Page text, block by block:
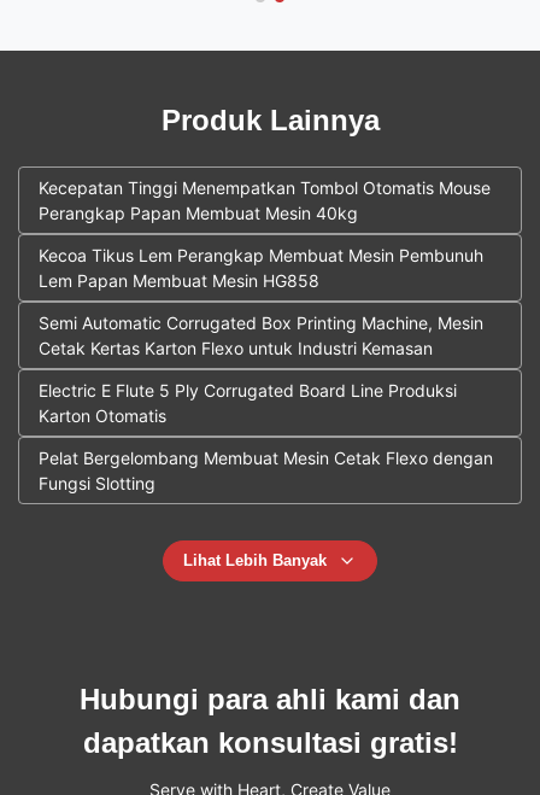
Produk Lainnya
Kecepatan Tinggi Menempatkan Tombol Otomatis Mouse
Perangkap Papan Membuat Mesin 40kg
Kecoa Tikus Lem Perangkap Membuat Mesin Pembunuh
Lem Papan Membuat Mesin HG858
Semi Automatic Corrugated Box Printing Machine, Mesin
Cetak Kertas Karton Flexo untuk Industri Kemasan
Electric E Flute 5 Ply Corrugated Board Line Produksi
Karton Otomatis
Pelat Bergelombang Membuat Mesin Cetak Flexo dengan
Fungsi Slotting
Lihat Lebih Banyak
Hubungi para ahli kami dan
dapatkan konsultasi gratis!
Serve with Heart, Create Value